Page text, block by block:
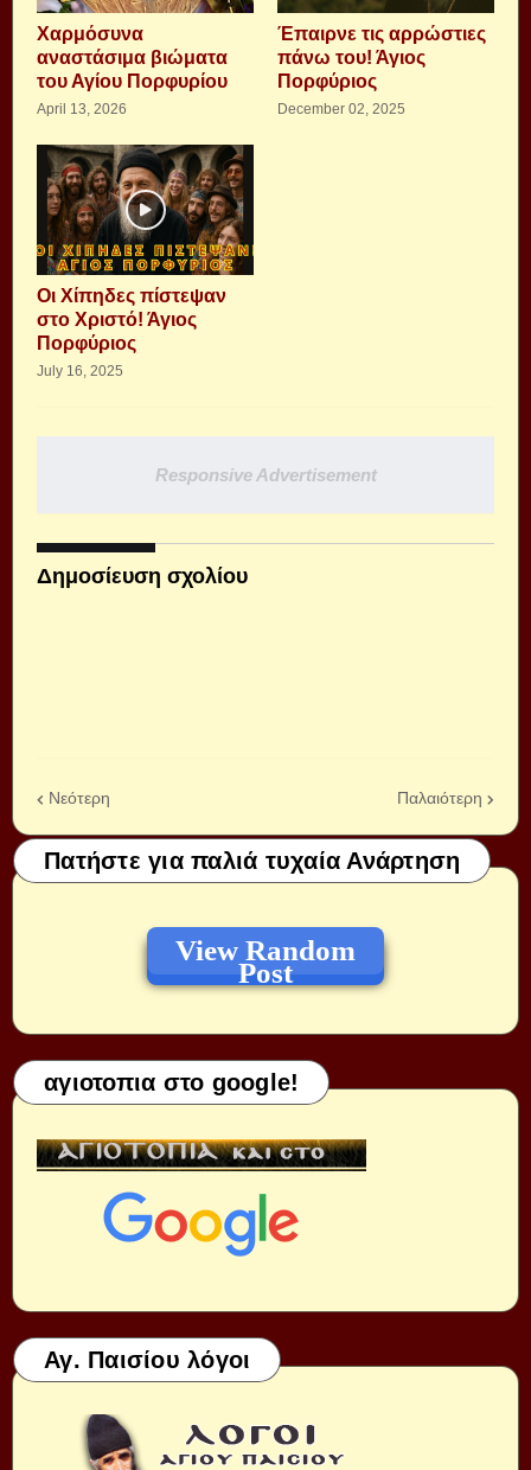
Xαρμόσυνα
αναστάσιμα βιώματα
του Αγίου Πορφυρίου
April 13, 2026
Έπαιρνε τις αρρώστιες
πάνω του! Άγιος
Πορφύριος
December 02, 2025
Οι Χίπηδες πίστεψαν
στο Χριστό! Άγιος
Πορφύριος
July 16, 2025
Responsive Advertisement
Δημοσίευση σχολίου
Νεότερη Παλαιότερη
Πατήστε για παλιά τυχαία Ανάρτηση
View Random
Post
αγιοτοπια στο google!
Αγ. Παισίου λόγοι